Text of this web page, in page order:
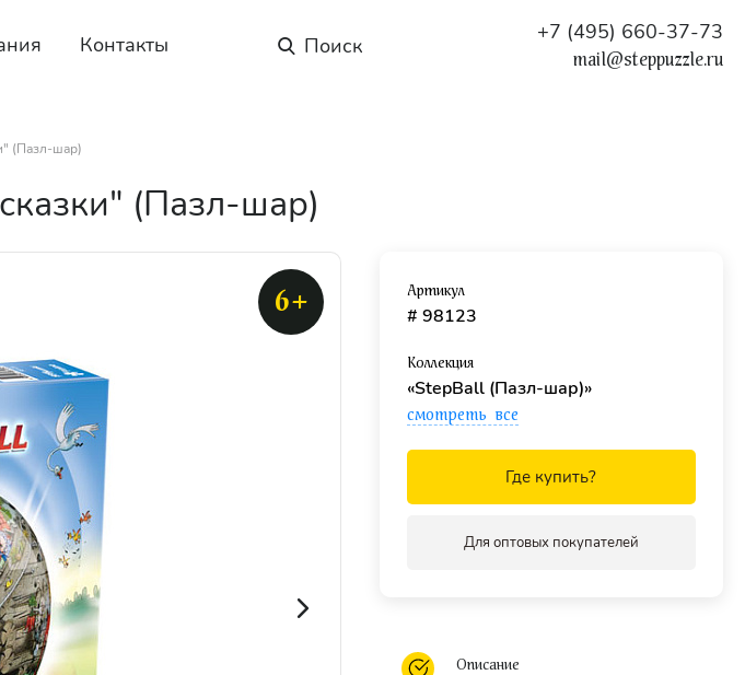
Контакты +7 (495) 660-37-73
mail@steppuzzle.ru
(Пазл-шар)
(Пазл-шар)
6+ Артикул
# 98123
Коллекция
«StepBall (Пазл-шар)»
смотреть все
Где купить?
Для оптовых покупателей
Описание